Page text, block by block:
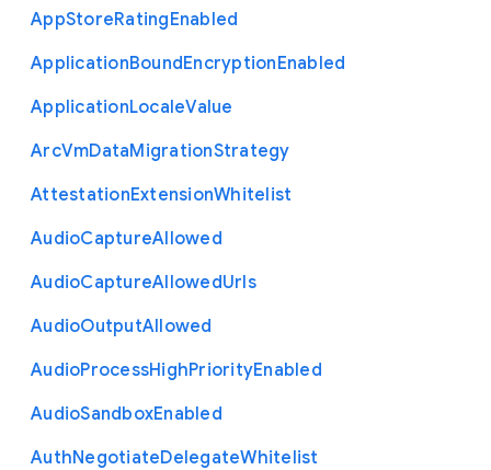
AppStoreRatingEnabled
ApplicationBoundEncryptionEnabled
ApplicationLocaleValue
ArcVmDataMigrationStrategy
AttestationExtensionWhitelist
AudioCaptureAllowed
AudioCaptureAllowedUrls
AudioOutputAllowed
AudioProcessHighPriorityEnabled
AudioSandboxEnabled
AuthNegotiateDelegateWhitelist